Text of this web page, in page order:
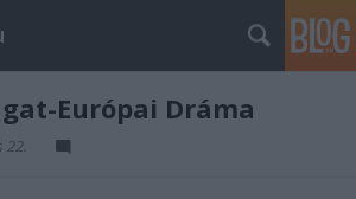
Európai Dráma
22.